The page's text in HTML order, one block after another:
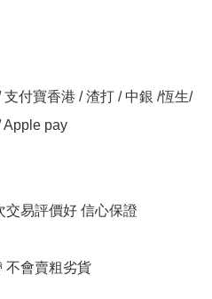
付寶香港 / 渣打 / 中銀 /恆生/
Apple pay
交易評價好 信心保證
不會賣粗劣貨